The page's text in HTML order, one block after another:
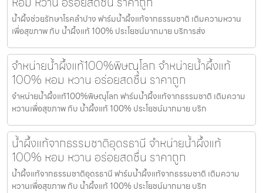
น้ำผึ้งช่วยรักษาโรคลำปาง ฟาร์มน้ำผึ้งแท้จากธรรมชาติ เติมความหวาน
เพื่อสุขภาพ กับ น้ำผึ้งแท้ 100% ประโยชน์มากมาย บริการส่ง
จำหน่ายน้ำผึ้งแท้100%พิษณุโลก จำหน่ายน้ำผึ้งแท้
100% หอม หวาน อร่อยสดชื่น ราคาถูก
จำหน่ายน้ำผึ้งแท้100%พิษณุโลก ฟาร์มน้ำผึ้งแท้จากธรรมชาติ เติมความ
หวานเพื่อสุขภาพ กับ น้ำผึ้งแท้ 100% ประโยชน์มากมาย บริก
น้ำผึ้งแท้จากธรรมชาติอุดรธานี จำหน่ายน้ำผึ้งแท้
100% หอม หวาน อร่อยสดชื่น ราคาถูก
น้ำผึ้งแท้จากธรรมชาติอุดรธานี ฟาร์มน้ำผึ้งแท้จากธรรมชาติ เติมความ
หวานเพื่อสุขภาพ กับ น้ำผึ้งแท้ 100% ประโยชน์มากมาย บริก